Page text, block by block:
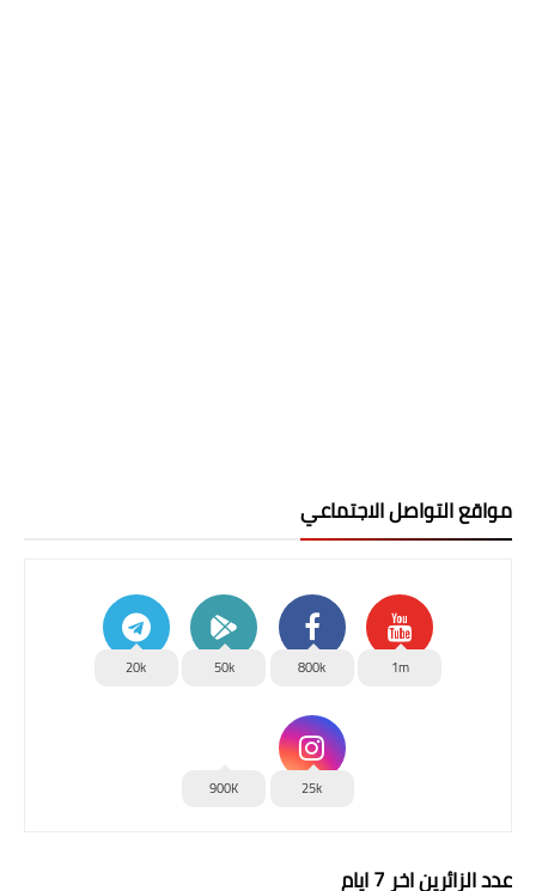
مواقع التواصل الاجتماعي
1m
800k
50k
20k
25k
900K
عدد الزائرين اخر 7 ايام